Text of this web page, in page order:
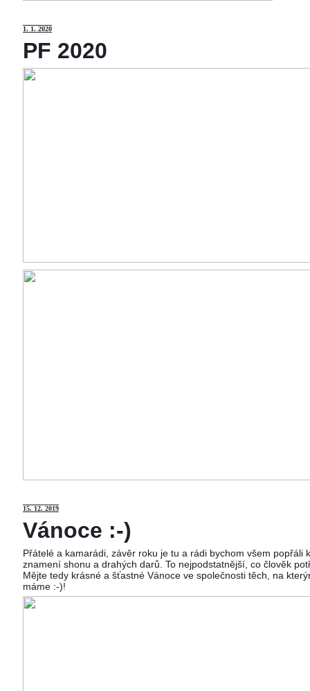
1. 1. 2020
PF 2020
15. 12. 2019
Vánoce :-)
Přátelé a kamarádi, závěr roku je tu a rádi bychom všem
znamení shonu a drahých darů. To nejpodstatnější, co člověk
Mějte tedy krásné a šťastné Vánoce ve společnosti těch, na
máme :-)!